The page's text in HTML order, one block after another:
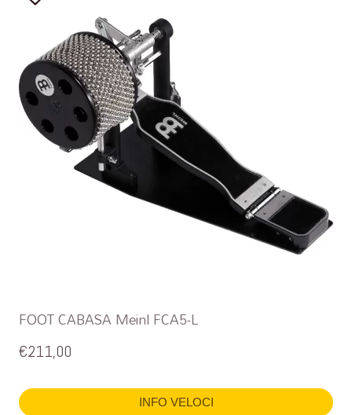
FOOT CABASA Meinl FCA5-L
€211,00
INFO VELOCI